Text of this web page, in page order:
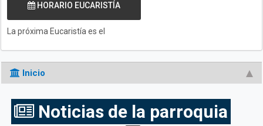
HORARIO EUCARISTÍA
La próxima Eucaristía es el
Inicio
Noticias de la parroquia